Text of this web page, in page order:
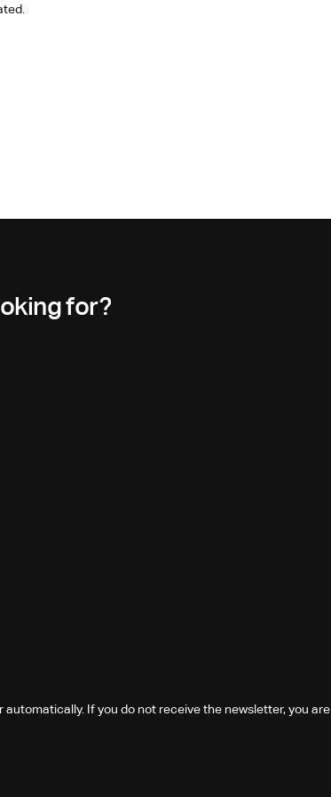
for?
If you do not receive the newsletter, you are